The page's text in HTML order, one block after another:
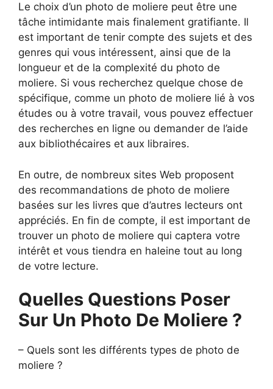
Le choix d’un photo de moliere peut être une
tâche intimidante mais finalement gratifiante. Il
est important de tenir compte des sujets et des
genres qui vous intéressent, ainsi que de la
longueur et de la complexité du photo de
moliere. Si vous recherchez quelque chose de
spécifique, comme un photo de moliere lié à vos
études ou à votre travail, vous pouvez effectuer
des recherches en ligne ou demander de l’aide
aux bibliothécaires et aux libraires.
En outre, de nombreux sites Web proposent
des recommandations de photo de moliere
basées sur les livres que d’autres lecteurs ont
appréciés. En fin de compte, il est important de
trouver un photo de moliere qui captera votre
intérêt et vous tiendra en haleine tout au long
de votre lecture.
Quelles Questions Poser
Sur Un Photo De Moliere ?
– Quels sont les différents types de photo de
moliere ?